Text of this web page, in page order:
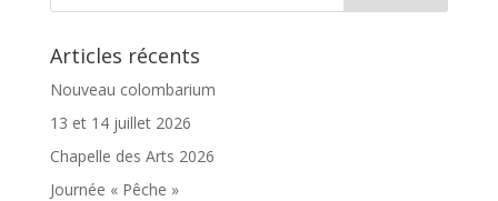
Articles récents
Nouveau colombarium
13 et 14 juillet 2026
Chapelle des Arts 2026
Journée « Pêche »